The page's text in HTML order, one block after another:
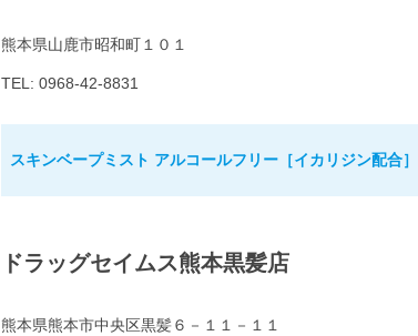
熊本県山鹿市昭和町１０１
TEL: 0968-42-8831
スキンベープミスト アルコールフリー［イカリジン配合
ドラッグセイムス熊本黒髪店
熊本県熊本市中央区黒髪６－１１－１１